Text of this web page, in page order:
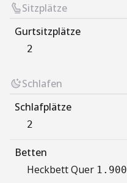
Sitzplätze
Gurtsitzplätze
2
Schlafen
Schlafplätze
2
Betten
Heckbett Quer 1.900